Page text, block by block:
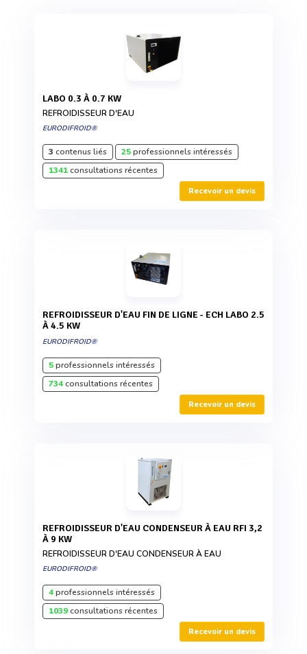
LABO 0.3 À 0.7 KW
REFROIDISSEUR D'EAU
EURODIFROID®
3 contenus liés 25professionnels intéressés
1341consultations récentes
Recevoir un devis
REFROIDISSEUR D'EAU FIN DE LIGNE - ECH LABO 2.5
À 4.5 KW
EURODIFROID®
5professionnels intéressés
734consultations récentes
Recevoir un devis
REFROIDISSEUR D'EAU CONDENSEUR À EAU RFI 3,2
À 9 KW
REFROIDISSEUR D'EAU CONDENSEUR À EAU
EURODIFROID®
4professionnels intéressés
1039consultations récentes
Recevoir un devis